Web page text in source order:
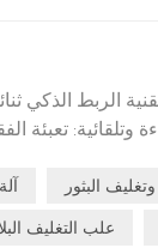
الربط الذكي
وتلقائية: تعبئة
المواد في
البثور
علب التغليف